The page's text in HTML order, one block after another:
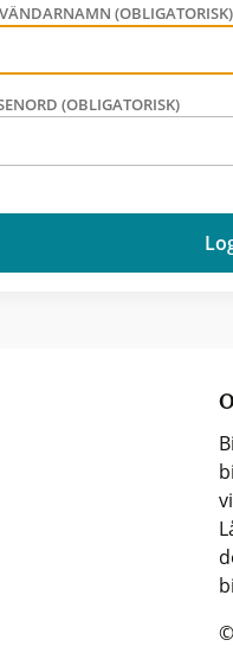
(OBLIGATORISK)
(OBLIGATORISK)